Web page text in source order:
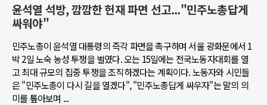
윤석열 석방, 깜깜한 헌재 파면 선고..."민주노총답게
싸워야"
민주노총이 윤석열 대통령의 즉각 파면을 촉구하며 서울 광화문에서 1
박 2일 노숙 농성 투쟁을 벌였다. 오는 15일에는 전국노동자대회를 열
고 최대 규모의 집중 투쟁을 조직하겠다는 계획이다. 노동자와 시민들
은 "민주노총이 다시 길을 열겠다", "민주노총답게 싸우자"는 말의 의
미를 톺아보며 ...